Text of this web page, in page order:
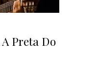
Preta Do